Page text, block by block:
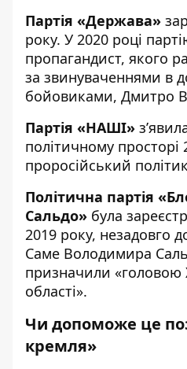
Партія «Держава»
року. У 2020 році
пропагандист, якого
за звинуваченнями в
бойовиками, Дмитро
Партія «НАШІ»
політичному просторі
проросійський
Політична партія
Сальдо» була
2019 року, незадовго
Саме Володимира
призначили «головою
області».
Чи допоможе це
кремля»